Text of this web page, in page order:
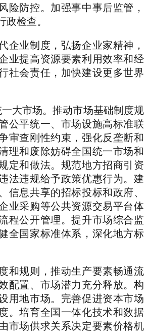
险防控。加强事中事后监管，
政检查。
企业制度，弘扬企业家精神，
业提高资源要素利用效率和经
社会责任，加快建设更多世界
一大市场。推动市场基础制度规
公平统一、市场设施高标准联
审查刚性约束，强化反垄断和
理和废除妨碍全国统一市场和
定和做法。规范地方招商引资
法违规给予政策优惠行为。建
信息共享的招标投标和政府、
业采购等公共资源交易平台体
程公开管理。提升市场综合监
全国家标准体系，深化地方标
和规则，推动生产要素畅通流
配置、市场潜力充分释放。构
用地市场。完善促进资本市场
。培育全国一体化技术和数据
市场供求关系决定要素价格机